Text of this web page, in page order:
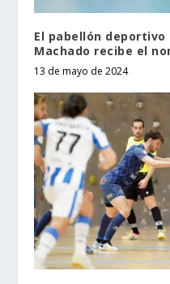
El pabellón
Machado recibe el
13 de mayo de 2024